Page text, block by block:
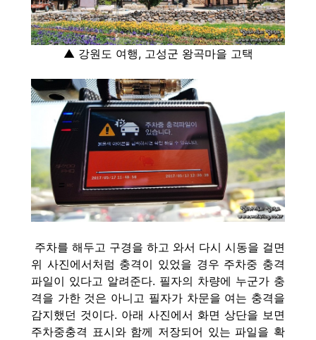
▲ 강원도 여행, 고성군 왕곡마을 고택
주차를 해두고 구경을 하고 와서 다시 시동을 걸면
위 사진에서처럼 충격이 있었을 경우 주차중 충격
파일이 있다고 알려준다. 필자의 차량에 누군가 충
격을 가한 것은 아니고 필자가 차문을 여는 충격을
감지했던 것이다. 아래 사진에서 화면 상단을 보면
주차중충격 표시와 함께 저장되어 있는 파일을 확